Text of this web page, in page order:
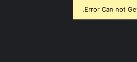
Error Can not